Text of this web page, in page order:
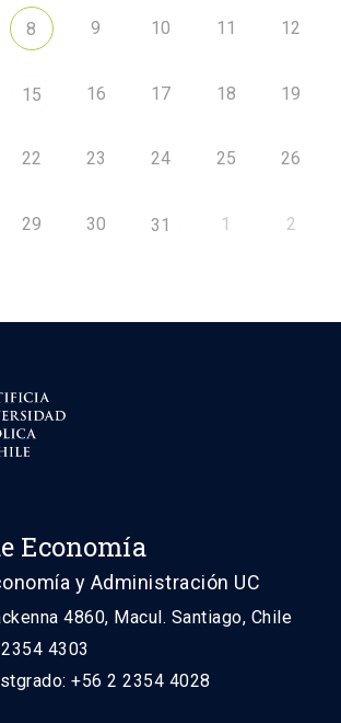
8 9 10 11 12
15 16 17 18 19
22 23 24 25 26
29 30 31 1 2
Economía
y Administración UC
4860, Macul. Santiago, Chile
4303
+56 2 2354 4028